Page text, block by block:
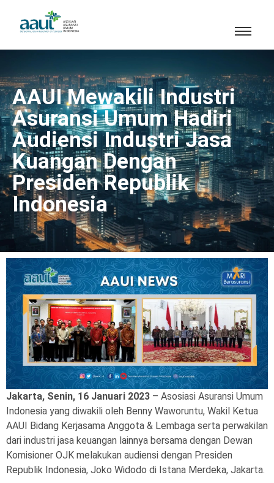
AAUI Mewakili Industri
Asuransi Umum Hadiri
Audiensi Industri Jasa
Kuangan Dengan
Presiden Republik
Indonesia
Jakarta, Senin, 16 Januari 2023 – Asosiasi Asuransi Umum
Indonesia yang diwakili oleh Benny Waworuntu, Wakil Ketua
AAUI Bidang Kerjasama Anggota & Lembaga serta perwakilan
dari industri jasa keuangan lainnya bersama dengan Dewan
Komisioner OJK melakukan audiensi dengan Presiden
Republik Indonesia, Joko Widodo di Istana Merdeka, Jakarta.